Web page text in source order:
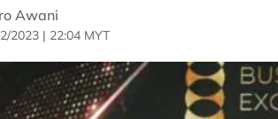
Awani
2023 | 22:04 MYT